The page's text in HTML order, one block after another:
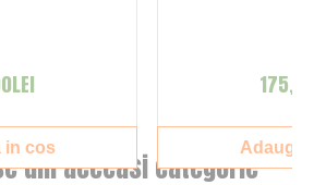
din aceeasi categorie
in cos Adauga